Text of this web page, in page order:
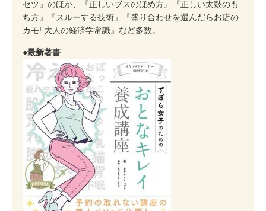
セツ』のほか、『正しいブスのほめ方』『正しい太鼓のも
ち方』『スルーする技術』『盛り合わせを選んだらお店の
カモ! 大人の経済学常識』など多数。
●最新著書